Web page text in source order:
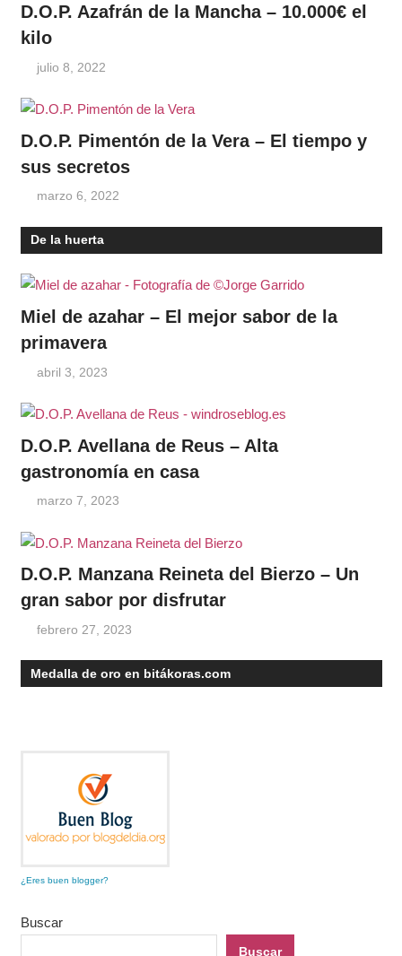
D.O.P. Azafrán de la Mancha – 10.000€ el
kilo
julio 8, 2022
D.O.P. Pimentón de la Vera – El tiempo y
sus secretos
marzo 6, 2022
De la huerta
Miel de azahar – El mejor sabor de la
primavera
abril 3, 2023
D.O.P. Avellana de Reus – Alta
gastronomía en casa
marzo 7, 2023
D.O.P. Manzana Reineta del Bierzo – Un
gran sabor por disfrutar
febrero 27, 2023
Medalla de oro en bitákoras.com
¿Eres buen blogger?
Buscar
Buscar